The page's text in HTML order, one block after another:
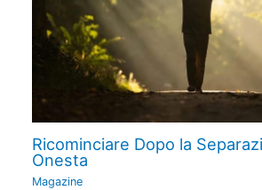
Ricominciare Dopo la
Onesta
Magazine